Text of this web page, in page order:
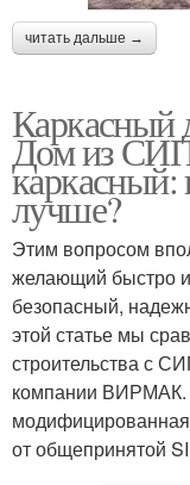
читать дальше →
Каркасный
Дом из
каркасный:
лучше?
Этим вопросом
желающий быстро и
безопасный,
этой статье мы
строительства с
компании ВИРМАК.
модифицированная
от общепринятой